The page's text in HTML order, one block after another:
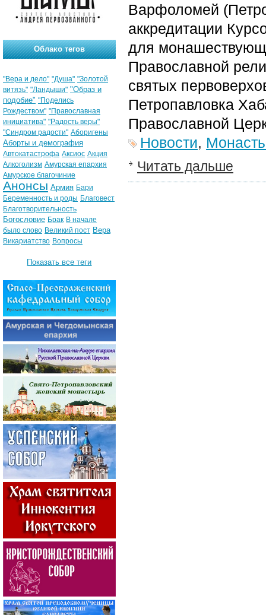
Варфоломей
аккредитации
для
Православной
святых
Петропавловка
Православной
Новости,
Читать дальше
Облако тегов
"Вера и дело" "Душа" "Золотой
витязь" "Ландыши" "Образ и
подобие" "Поделись
Рождеством" "Православная
инициатива" "Радость веры"
"Синдром радости" Аборигены
Аборты и демография
Автокатастрофа Аксиос Акция
Алкоголизм Амурская епархия
Амурское благочиние
Анонсы Армия Бари
Беременность и роды Благовест
Благотворительность
Богословие Брак В начале
было слово Великий пост Вера
Викариатство Вопросы
Показать все теги